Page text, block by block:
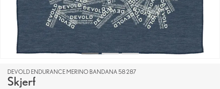
DEVOLD ENDURANCE MERINO BANDANA 58 287
Skjerf